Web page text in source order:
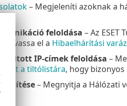
– Megjeleníti azoknak a
feloldása – Az
olvassa el a Hibaelhárítási
IP-címek feloldása –
a tiltólistára, hogy
– Megnyitja a Hálózati